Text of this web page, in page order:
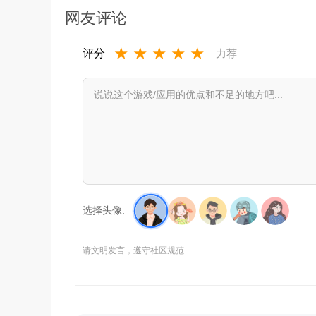
网友评论
评分 ★ ★ ★ ★ ★ 力荐
选择头像:
请文明发言，遵守社区规范